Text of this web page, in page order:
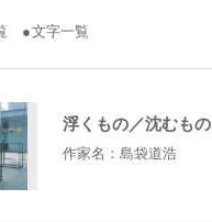
文字一覧
浮くもの／沈むもの
作家名：島袋道浩